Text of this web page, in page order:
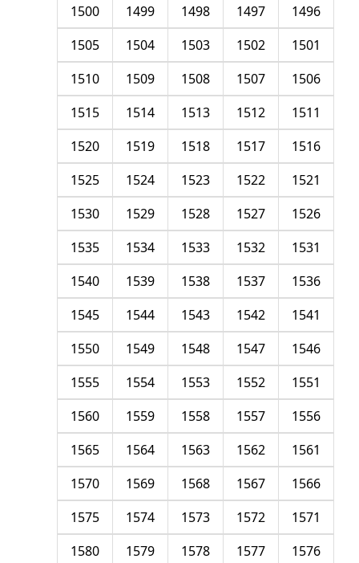
1496
1497
1498
1499
1500
1501
1502
1503
1504
1505
1506
1507
1508
1509
1510
1511
1512
1513
1514
1515
1516
1517
1518
1519
1520
1521
1522
1523
1524
1525
1526
1527
1528
1529
1530
1531
1532
1533
1534
1535
1536
1537
1538
1539
1540
1541
1542
1543
1544
1545
1546
1547
1548
1549
1550
1551
1552
1553
1554
1555
1556
1557
1558
1559
1560
1561
1562
1563
1564
1565
1566
1567
1568
1569
1570
1571
1572
1573
1574
1575
1576
1577
1578
1579
1580